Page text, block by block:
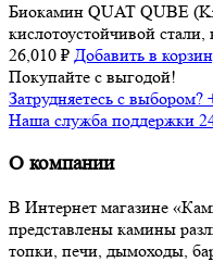
Биокамин QUAT QUBE
кислотоустойчивой
26,010 ₽ Добавить в
Покупайте с выгодой!
Затрудняетесь с выбором?
Наша служба поддержки
О компании
В Интернет магазине
представлены камины
топки, печи, дымоходы,